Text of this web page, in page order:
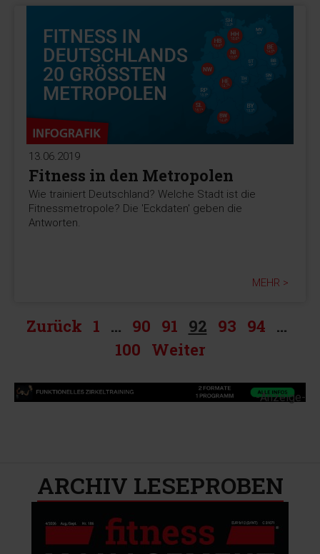
13.06.2019
Fitness in den Metropolen
Wie trainiert Deutschland? Welche Stadt ist die
Fitnessmetropole? Die 'Eckdaten' geben die
Antworten.
MEHR >
Zurück 1 … 90 91 92 93 94 …
100 Weiter
-Anzeige-
ARCHIV LESEPROBEN​